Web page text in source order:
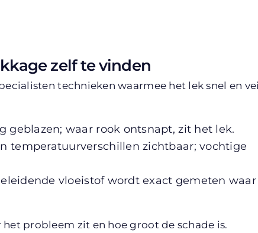
zelf te vinden
technieken waarmee het lek snel en
geblazen; waar rook ontsnapt, zit het lek.
temperatuurverschillen zichtbaar; vochtige
vloeistof wordt exact gemeten waar
probleem zit en hoe groot de schade is.